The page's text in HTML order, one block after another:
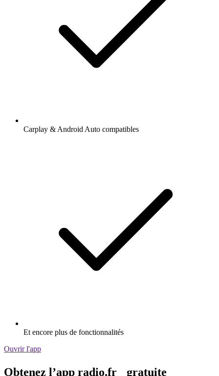
Carplay & Android Auto compatibles
Et encore plus de fonctionnalités
Ouvrir l'app
Obtenez l’app radio.fr gratuite